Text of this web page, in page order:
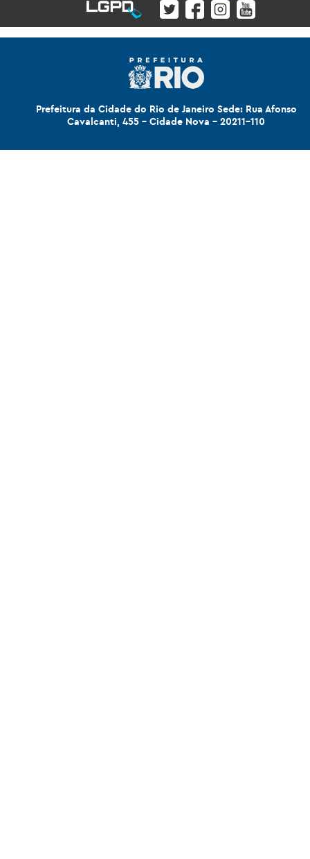
Prefeitura da Cidade do Rio de Janeiro Sede: Rua Afonso
Cavalcanti, 455 - Cidade Nova - 20211-110